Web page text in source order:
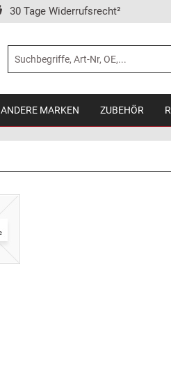
30 Tage Widerrufsrecht²
ANDERE MARKEN ZUBEHÖR